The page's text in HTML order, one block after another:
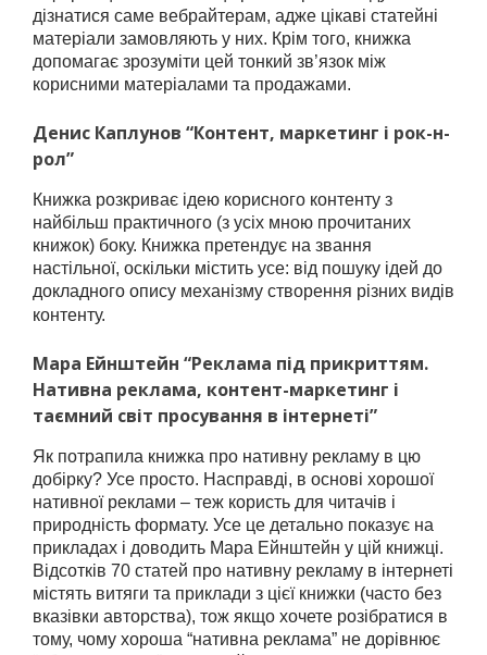
дізнатися саме вебрайтерам, адже цікаві статейні
матеріали замовляють у них. Крім того, книжка
допомагає зрозуміти цей тонкий зв’язок між
корисними матеріалами та продажами.
Денис Каплунов “Контент, маркетинг і рок-н-
рол”
Книжка розкриває ідею корисного контенту з
найбільш практичного (з усіх мною прочитаних
книжок) боку. Книжка претендує на звання
настільної, оскільки містить усе: від пошуку ідей до
докладного опису механізму створення різних видів
контенту.
Мара Ейнштейн “Реклама під прикриттям.
Нативна реклама, контент-маркетинг і
таємний світ просування в інтернеті”
Як потрапила книжка про нативну рекламу в цю
добірку? Усе просто. Насправді, в основі хорошої
нативної реклами – теж користь для читачів і
природність формату. Усе це детально показує на
прикладах і доводить Мара Ейнштейн у цій книжці.
Відсотків 70 статей про нативну рекламу в інтернеті
містять витяги та приклади з цієї книжки (часто без
вказівки авторства), тож якщо хочете розібратися в
тому, чому хороша “нативна реклама” не дорівнює